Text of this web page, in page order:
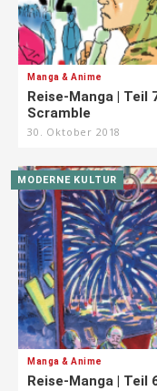
Manga & Anime
Reise-Manga | Teil
Scramble
30. Oktober 2018
MODERNE KULTUR
Manga & Anime
Reise-Manga | Teil